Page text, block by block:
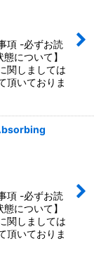
項 -必ずお読
について】
関しましては
頂いておりま
項 -必ずお読
について】
関しましては
頂いておりま